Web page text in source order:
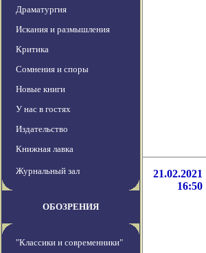
Драматургия
Искания и размышления
Критика
Сомнения и споры
Новые книги
У нас в гостях
Издательство
Книжная лавка
Журнальный зал
ОБОЗРЕНИЯ
"Классики и современники"
21.02.2021
16:50